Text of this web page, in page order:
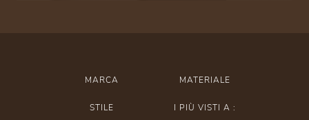
MARCA MATERIALE
STILE I PIÙ VISTI A :